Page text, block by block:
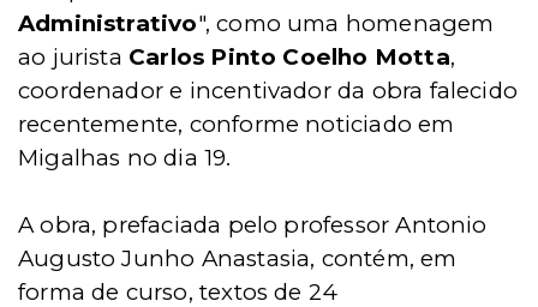
Administrativo", como uma homenagem
ao jurista Carlos Pinto Coelho Motta,
coordenador e incentivador da obra falecido
recentemente, conforme noticiado em
Migalhas no dia 19.
A obra, prefaciada pelo professor Antonio
Augusto Junho Anastasia, contém, em
forma de curso, textos de 24